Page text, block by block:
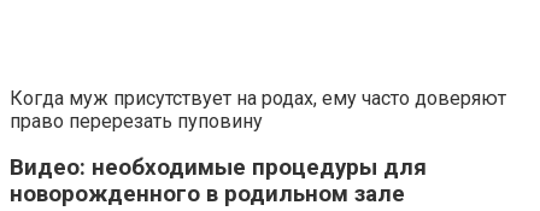
Когда муж присутствует на родах, ему часто доверяют
право перерезать пуповину
Видео: необходимые процедуры для
новорожденного в родильном зале